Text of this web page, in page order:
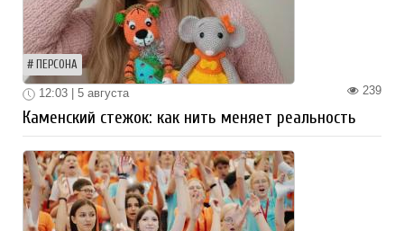
ПЕРСОНА
239
12:03 | 5 августа
Каменский стежок: как нить меняет реальность